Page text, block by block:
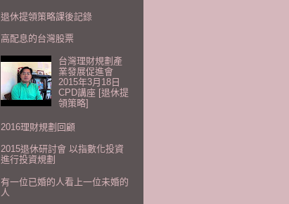
退休提領策略課後記錄
高配息的台灣股票
台灣理財規劃產
業發展促進會
2015年3月18日
CPD講座 [退休提
領策略]
2016理財規劃回顧
2015退休研討會 以指數化投資
進行投資規劃
有一位已婚的人看上一位未婚的
人